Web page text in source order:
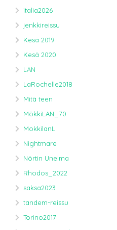
italia2026
jenkkireissu
Kesä 2019
Kesä 2020
LAN
LaRochelle2018
Mitä teen
MökkiLAN_70
MokkilanL
Nightmare
Nörtin Unelma
Rhodos_2022
saksa2023
tandem-reissu
Torino2017